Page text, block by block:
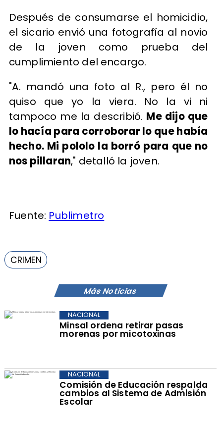
Más Noticias
Minsal ordena retirar pasas
morenas por micotoxinas
NACIONAL
Comisión de Educación respalda
cambios al Sistema de Admisión
Escolar
NACIONAL
Después de consumarse el homicidio,
el sicario envió una fotografía al novio
de la joven como prueba del
cumplimiento del encargo.
"A. mandó una foto al R., pero él no
quiso que yo la viera. No la vi ni
tampoco me la describió. Me dijo que
lo hacía para corroborar lo que había
hecho. Mi pololo la borró para que no
nos pillaran," detalló la joven.
Fuente: Publimetro
CRIMEN